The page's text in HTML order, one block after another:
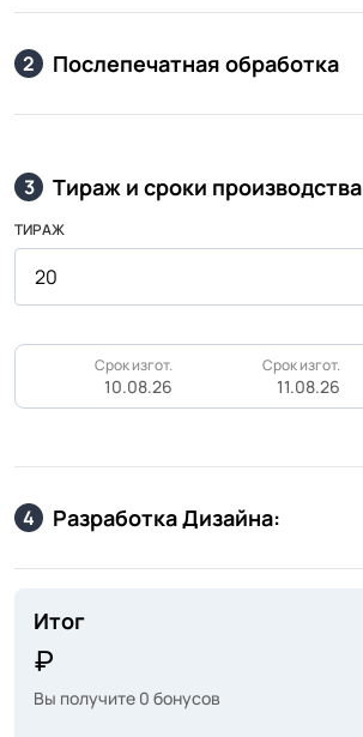
2 Послепечатная обработка
3 Тираж и сроки производства
ТИРАЖ
Срок изгот.
10.08.26
Срок изгот.
11.08.26
4 Разработка Дизайна:
Итог
Вы получите 0 бонусов